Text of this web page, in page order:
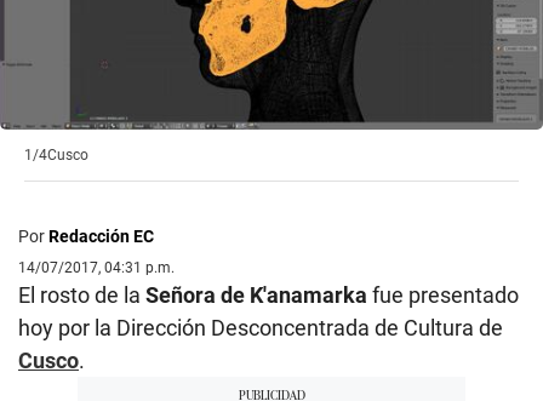
1/4Cusco
PorRedacción EC
14/07/2017, 04:31 p.m.
El rosto de la Señora de K'anamarka fue presentado
hoy por la Dirección Desconcentrada de Cultura de
Cusco.